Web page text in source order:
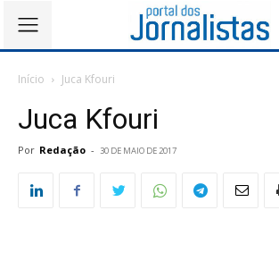
Início Juca Kfouri
Juca Kfouri
Por Redação - 30 DE MAIO DE 2017